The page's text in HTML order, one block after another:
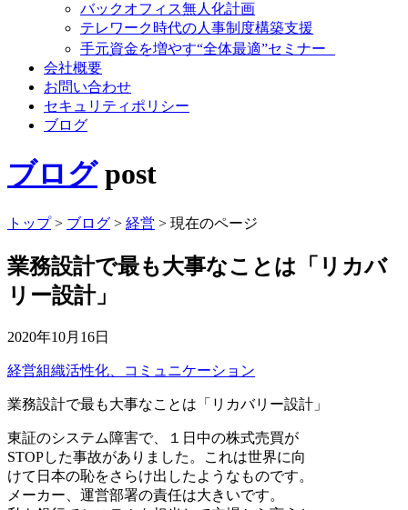
バックオフィス無人化計画
テレワーク時代の人事制度構築支援
手元資金を増やす“全体最適”セミナー
会社概要
お問い合わせ
セキュリティポリシー
ブログ
ブログ post
トップ> ブログ > 経営 > 現在のページ
業務設計で最も大事なことは「リカバ
リー設計」
2020年10月16日
経営組織活性化、コミュニケーション
業務設計で最も大事なことは「リカバリー設計」
東証のシステム障害で、１日中の株式売買が
STOPした事故がありました。これは世界に向
けて日本の恥をさらけ出したようなものです。
メーカー、運営部署の責任は大きいです。